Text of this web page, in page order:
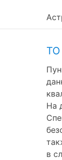
ТО
На
в